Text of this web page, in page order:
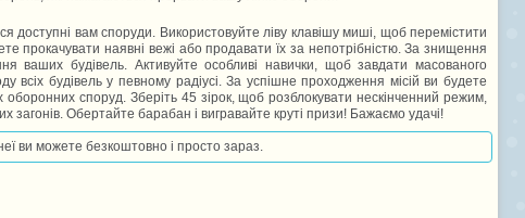
доступні вам споруди. Використовуйте ліву клавішу миші, щоб перемістити
прокачувати наявні вежі або продавати їх за непотрібністю. За знищення
ваших будівель. Активуйте особливі навички, щоб завдати масованого
всіх будівель у певному радіусі. За успішне проходження місій ви будете
споруд. Зберіть 45 зірок, щоб розблокувати нескінченний режим,
Обертайте барабан і вигравайте круті призи! Бажаємо удачі!
ви можете безкоштовно і просто зараз.